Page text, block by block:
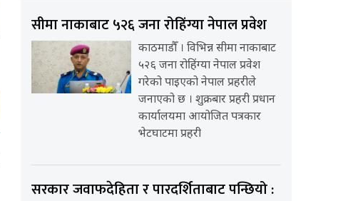
सीमा नाकाबाट ५२६ जना रोहिंग्या नेपाल प्रवेश
काठमाडौँ । विभिन्न सीमा नाकाबाट
५२६ जना रोहिंग्या नेपाल प्रवेश
गरेको पाइएको नेपाल प्रहरीले
जनाएको छ । शुक्रबार प्रहरी प्रधान
कार्यालयमा आयोजित पत्रकार
भेटघाटमा प्रहरी
सरकार जवाफदेहिता र पारदर्शिताबाट पन्छियो :